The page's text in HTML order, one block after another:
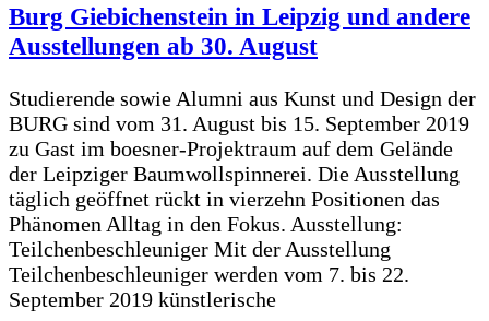
Burg Giebichenstein in Leipzig und andere
Ausstellungen ab 30. August
Studierende sowie Alumni aus Kunst und Design der
BURG sind vom 31. August bis 15. September 2019
zu Gast im boesner-Projektraum auf dem Gelände
der Leipziger Baumwollspinnerei. Die Ausstellung
täglich geöffnet rückt in vierzehn Positionen das
Phänomen Alltag in den Fokus. Ausstellung:
Teilchenbeschleuniger Mit der Ausstellung
Teilchenbeschleuniger werden vom 7. bis 22.
September 2019 künstlerische